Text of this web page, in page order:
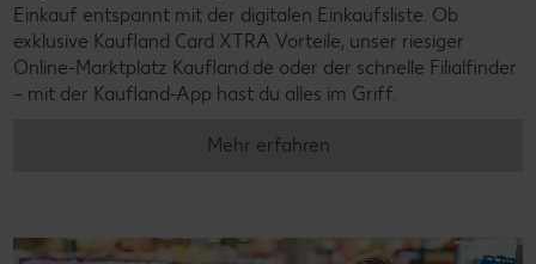
Einkauf entspannt mit der digitalen Einkaufsliste. Ob
exklusive Kaufland Card XTRA Vorteile, unser riesiger
Online-Marktplatz Kaufland.de oder der schnelle Filialfinder
– mit der Kaufland-App hast du alles im Griff.
Mehr erfahren